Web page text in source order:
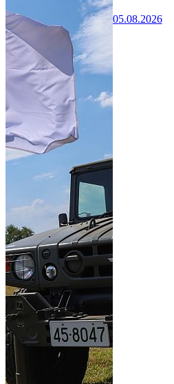
05.08.2026